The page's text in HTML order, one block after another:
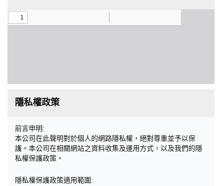
隱私權政策
前言申明:
本公司在此聲明對於個人的網路隱私權，絕對尊重並予以保
護。本公司在相關網站之資料收集及運用方式，以及我們的隱
私權保護政策。
隱私權保護政策適用範圍: